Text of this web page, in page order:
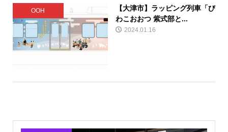
OOH
【大津市】ラッピング列車「び
わこおおつ 紫式部と...
2024.01.16